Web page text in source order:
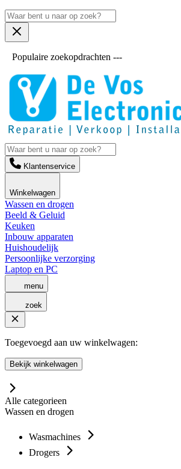
Populaire zoekopdrachten ---
Klantenservice
Winkelwagen
Wassen en drogen
Beeld & Geluid
Keuken
Inbouw apparaten
Huishoudelijk
Persoonlijke verzorging
Laptop en PC
menu
zoek
Toegevoegd aan uw winkelwagen:
Bekijk winkelwagen
Alle categorieen
Wassen en drogen
Wasmachines
Drogers